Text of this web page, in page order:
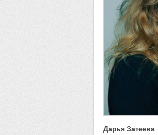
Дарья Затеева